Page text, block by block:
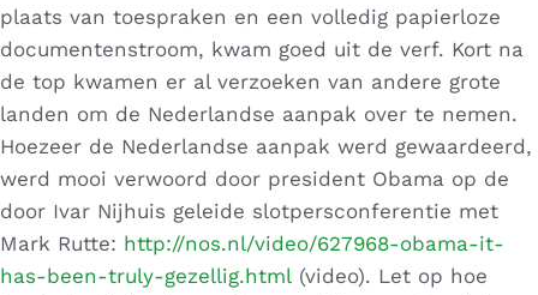
plaats van toespraken en een volledig papierloze
documentenstroom, kwam goed uit de verf. Kort na
de top kwamen er al verzoeken van andere grote
landen om de Nederlandse aanpak over te nemen.
Hoezeer de Nederlandse aanpak werd gewaardeerd,
werd mooi verwoord door president Obama op de
door Ivar Nijhuis geleide slotpersconferentie met
Mark Rutte: http://nos.nl/video/627968-obama-it-
has-been-truly-gezellig.html (video). Let op hoe